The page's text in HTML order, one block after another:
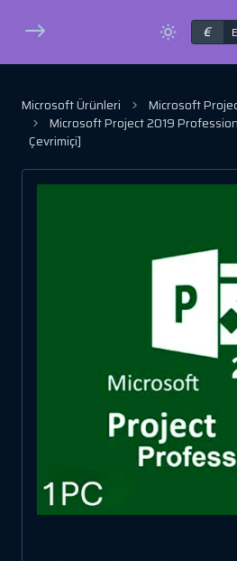
€
Microsoft Ürünleri
Microsoft
Microsoft Project 2019
Çevrimiçi]